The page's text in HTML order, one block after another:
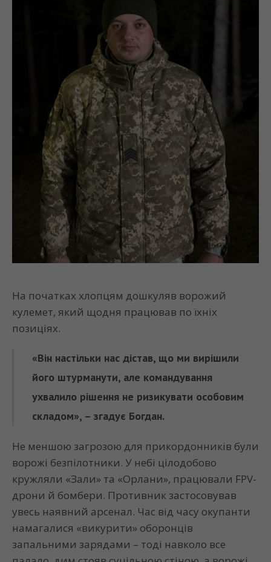
На початках хлопцям дошкуляв ворожий
кулемет, який щодня працював по їхніх
позиціях.
«Він настільки нас дістав, що ми вирішили
його штурманути, але командування
ухвалило рішення не ризикувати особовим
складом», – згадує Богдан.
Не меншою загрозою для прикордонників були
ворожі безпілотники. У небі цілодобово
кружляли «Зали» та «Орлани», працювали FPV-
дрони й бомбери. Противник застосовував
увесь наявний арсенал. Час від часу окупанти
намагалися «викурити» оборонців
запальними зарядами – тоді навколо все